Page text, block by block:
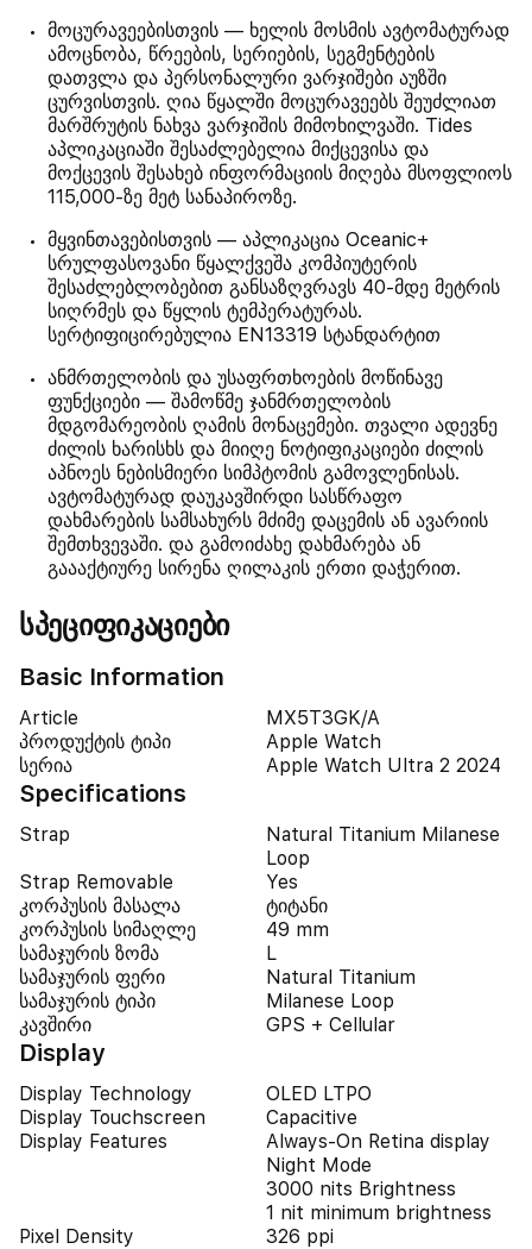
მოცურავეებისთვის — ხელის მოსმის ავტომატურად
ამოცნობა, წრეების, სერიების, სეგმენტების
დათვლა და პერსონალური ვარჯიშები აუზში
ცურვისთვის. ღია წყალში მოცურავეებს შეუძლიათ
მარშრუტის ნახვა ვარჯიშის მიმოხილვაში. Tides
აპლიკაციაში შესაძლებელია მიქცევისა და
მოქცევის შესახებ ინფორმაციის მიღება მსოფლიოს
115,000-ზე მეტ სანაპიროზე.
მყვინთავებისთვის — აპლიკაცია Oceanic+
სრულფასოვანი წყალქვეშა კომპიუტერის
შესაძლებლობებით განსაზღვრავს 40-მდე მეტრის
სიღრმეს და წყლის ტემპერატურას.
სერტიფიცირებულია EN13319 სტანდარტით
ანმრთელობის და უსაფრთხოების მოწინავე
ფუნქციები — შამოწმე ჯანმრთელობის
მდგომარეობის ღამის მონაცემები. თვალი ადევნე
ძილის ხარისხს და მიიღე ნოტიფიკაციები ძილის
აპნოეს ნებისმიერი სიმპტომის გამოვლენისას.
ავტომატურად დაუკავშირდი სასწრაფო
დახმარების სამსახურს მძიმე დაცემის ან ავარიის
შემთხვევაში. და გამოიძახე დახმარება ან
გაააქტიურე სირენა ღილაკის ერთი დაჭერით.
სპეციფიკაციები
Basic Information
Article
MX5T3GK/A
პროდუქტის ტიპი
Apple Watch
სერია
Apple Watch Ultra 2 2024
Specifications
Strap
Natural Titanium Milanese
Loop
Strap Removable
Yes
კორპუსის მასალა
ტიტანი
კორპუსის სიმაღლე
49 mm
სამაჯურის ზომა
L
სამაჯურის ფერი
Natural Titanium
სამაჯურის ტიპი
Milanese Loop
კავშირი
GPS + Cellular
Display
Display Technology
OLED LTPO
Display Touchscreen
Capacitive
Display Features
Always-On Retina display
Night Mode
3000 nits Brightness
1 nit minimum brightness
Pixel Density
326 ppi